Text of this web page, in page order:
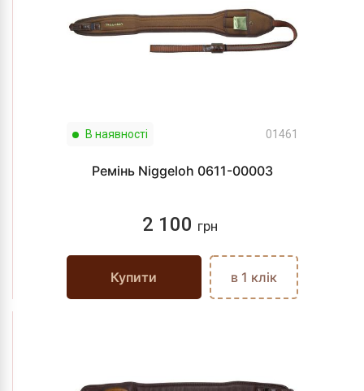
В наявності 01461
Ремінь Niggeloh 0611-00003
2 100 грн
Купити в 1 клік